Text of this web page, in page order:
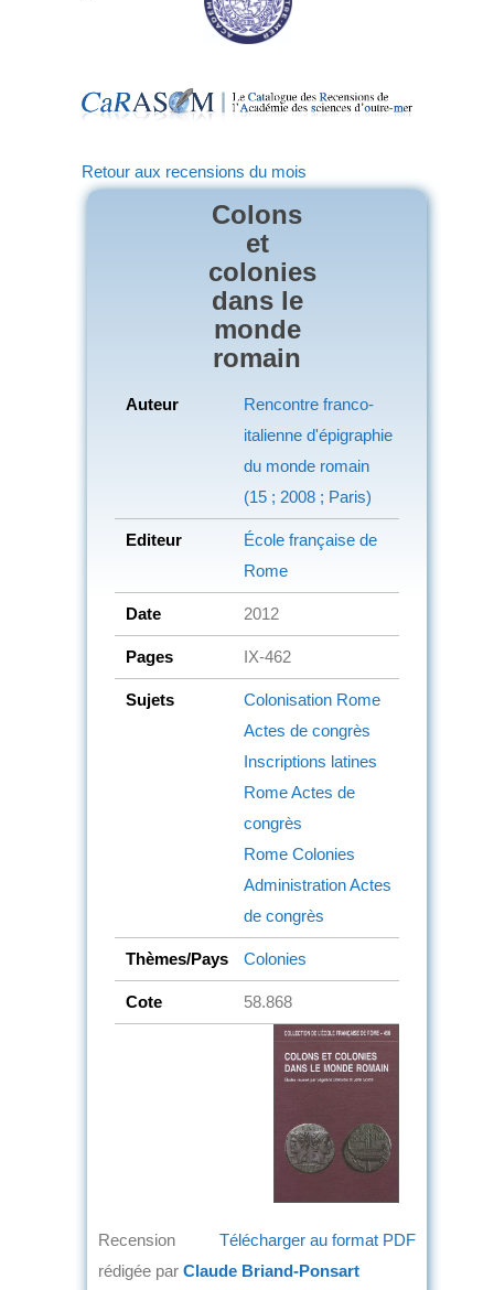
Retour aux recensions du mois
Colons
et
colonies
dans le
monde
romain
Auteur
Rencontre franco-
italienne d'épigraphie
du monde romain
(15 ; 2008 ; Paris)
Editeur
École française de
Rome
Date 2012
Pages IX-462
Sujets Colonisation Rome
Actes de congrès
Inscriptions latines
RomeActes de
congrès
Rome Colonies
AdministrationActes
de congrès
Thèmes/Pays Colonies
Cote 58.868
Télécharger au format PDF
Recension
rédigée par Claude Briand-Ponsart